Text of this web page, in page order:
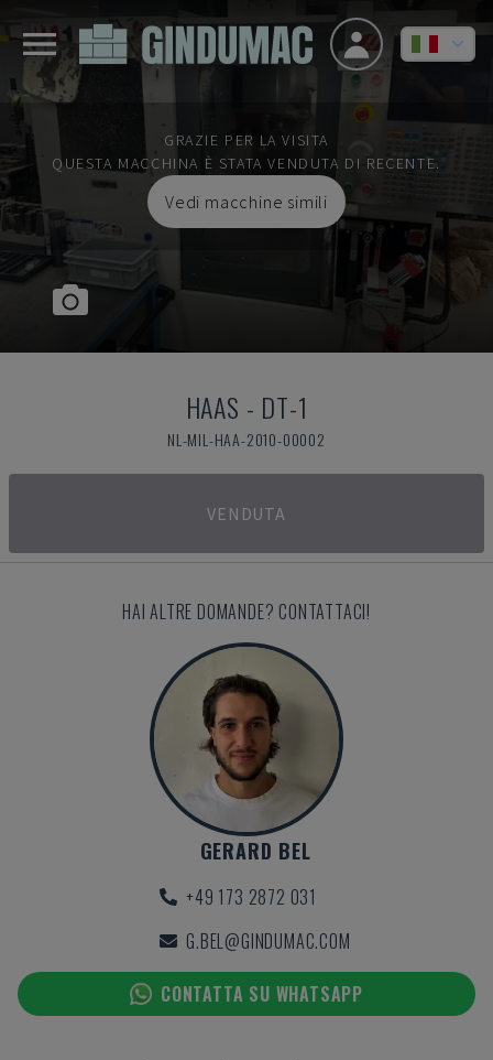
GRAZIE PER LA VISITA
QUESTA MACCHINA È STATA VENDUTA DI RECENTE.
Vedi macchine simili
HAAS - DT-1
NL-MIL-HAA-2010-00002
VENDUTA
HAI ALTRE DOMANDE? CONTATTACI!
GERARD BEL
+49 173 2872 031
G.BEL@GINDUMAC.COM
CONTATTA SU WHATSAPP